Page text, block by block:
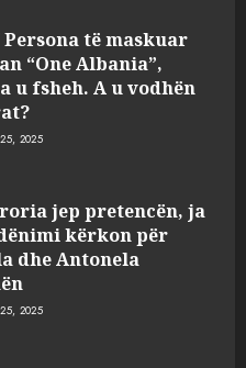
Persona të maskuar
“One Albania”,
u fsheh. A u vodhën
2025
jep pretencën, ja
kërkon për
dhe Antonela
2025